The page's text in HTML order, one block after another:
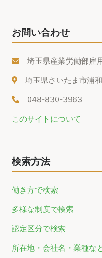
お問い合わせ
埼玉県産業労働部雇
埼玉県さいたま市浦
048-830-3963
このサイトについて
検索方法
働き方で検索
多様な制度で検索
認定区分で検索
所在地・会社名・業種な